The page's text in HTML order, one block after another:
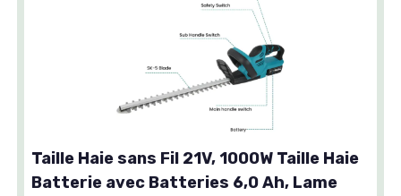
Taille Haie sans Fil 21V, 1000W Taille Haie
Batterie avec Batteries 6,0 Ah, Lame